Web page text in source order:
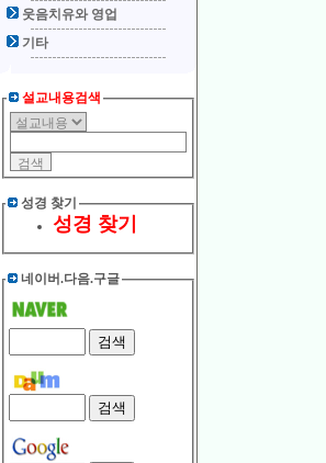
웃음치유와 영업
기타
설교내용검색
성경 찾기
성경 찾기
네이버.다음.구글